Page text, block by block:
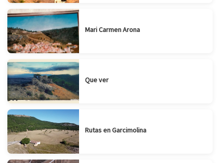
Mari Carmen Arona
Que ver
Rutas en Garcimolina